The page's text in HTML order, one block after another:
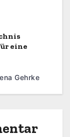
eine
Gehrke